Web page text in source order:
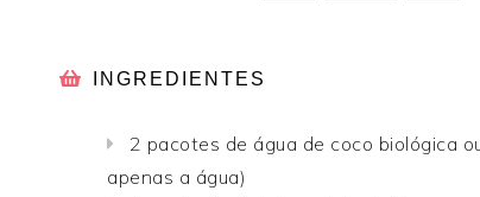
INGREDIENTES
2 pacotes de água de coco biológica
apenas a água)